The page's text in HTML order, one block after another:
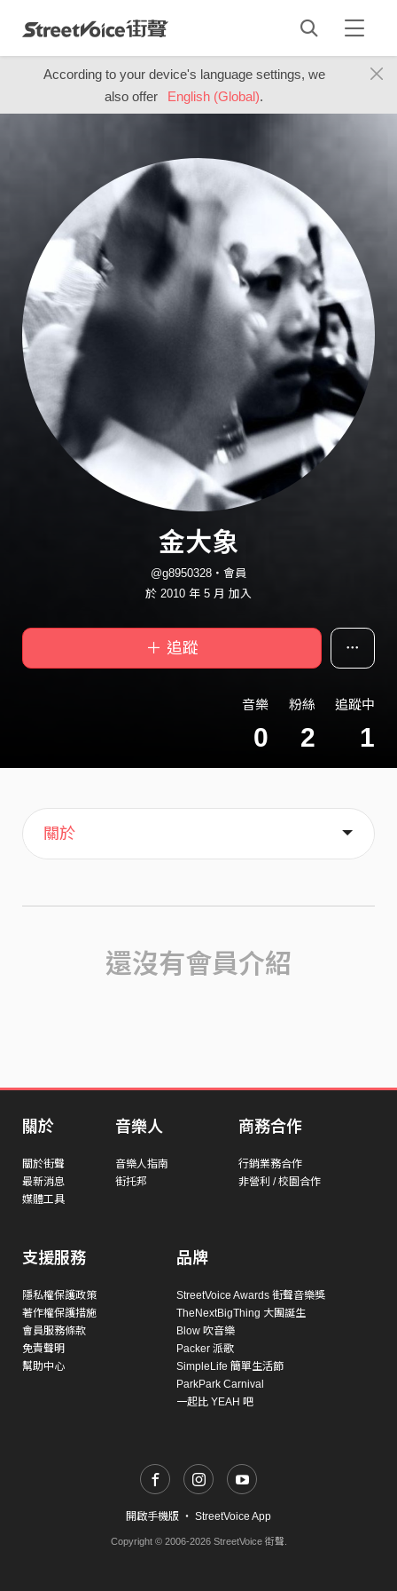
According to your device's language settings, we
also offer
English (Global).
金大象
@g8950328・會員
於 2010 年 5 月 加入
＋ 追蹤
音樂
0
粉絲
2
追蹤中
1
主頁
喜歡
關於
還沒有會員介紹
關於
關於街聲
最新消息
媒體工具
音樂人
音樂人指南
街托邦
商務合作
行銷業務合作
非營利 / 校園合作
支援服務
隱私權保護政策
著作權保護措施
會員服務條款
免責聲明
幫助中心
品牌
StreetVoice Awards 街聲音樂獎
TheNextBigThing 大團誕生
Blow 吹音樂
Packer 派歌
SimpleLife 簡單生活節
ParkPark Carnival
一起比 YEAH 吧
開啟手機版 ・ StreetVoice App
Copyright © 2006-2026 StreetVoice 街聲.